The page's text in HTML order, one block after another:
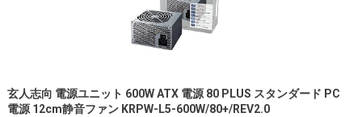
玄人志向 電源ユニット 600W ATX 電源 80 PLUS スタンダード PC
電源 12cm静音ファン KRPW-L5-600W/80+/REV2.0